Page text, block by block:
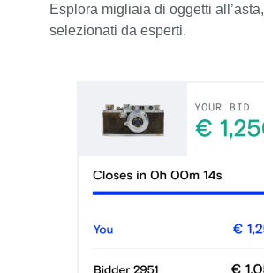
Esplora migliaia di oggetti all’asta,
selezionati da esperti.